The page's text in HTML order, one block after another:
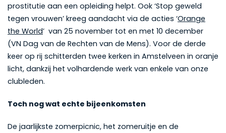
prostitutie aan een opleiding helpt. Ook ‘Stop geweld
tegen vrouwen’ kreeg aandacht via de acties ‘Orange
the World’ van 25 november tot en met 10 december
(VN Dag van de Rechten van de Mens). Voor de derde
keer op rij schitterden twee kerken in Amstelveen in oranje
licht, dankzij het volhardende werk van enkele van onze
clubleden.
Toch nog wat echte bijeenkomsten
De jaarlijkste zomerpicnic, het zomeruitje en de